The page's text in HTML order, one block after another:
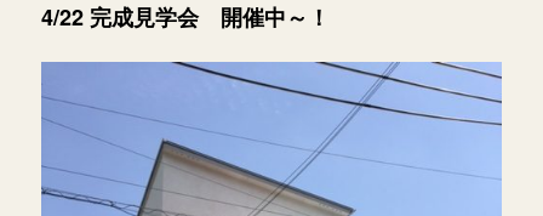
4/22 完成見学会 開催中～！